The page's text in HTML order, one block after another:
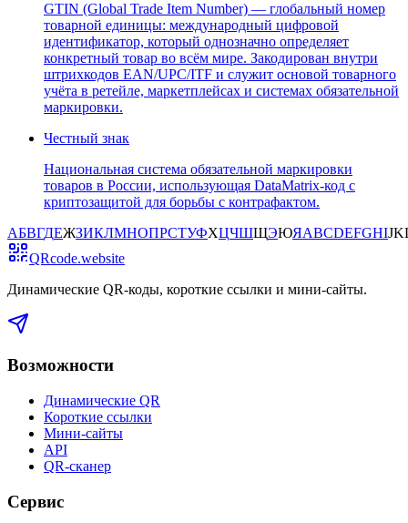
GTIN (Global Trade Item Number) — глобальный номер
товарной единицы: международный цифровой
идентификатор, который однозначно определяет
конкретный товар во всём мире. Закодирован внутри
штрихкодов EAN/UPC/ITF и служит основой товарного
учёта в ретейле, маркетплейсах и системах обязательной
маркировки.
Честный знак
Национальная система обязательной маркировки
товаров в России, использующая DataMatrix-код с
криптозащитой для борьбы с контрафактом.
АБВГДЕЖЗИКЛМНОПРСТУФХЦЧШЩЭЮЯABCDEFGHIJK
QRcode.website
Динамические QR-коды, короткие ссылки и мини-сайты.
Возможности
Динамические QR
Короткие ссылки
Мини-сайты
API
QR-сканер
Сервис